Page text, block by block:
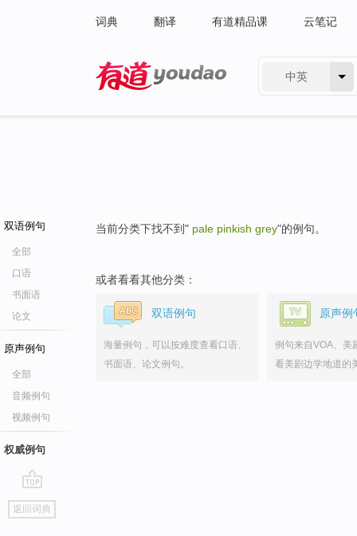
词典 翻译 有道精品课 云笔记
中英
双语例句
全部
口语
书面语
论文
原声例句
全部
音频例句
视频例句
权威例句
go
top
返回词典
当前分类下找不到" pale pinkish grey"的例句。
或者看看其他分类：
双语例句
海量例句，可以按难度查看口语、
书面语、论文例句。
原声例
例句来自VOA、美
看美剧边学地道的